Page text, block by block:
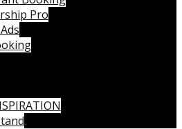
Pro